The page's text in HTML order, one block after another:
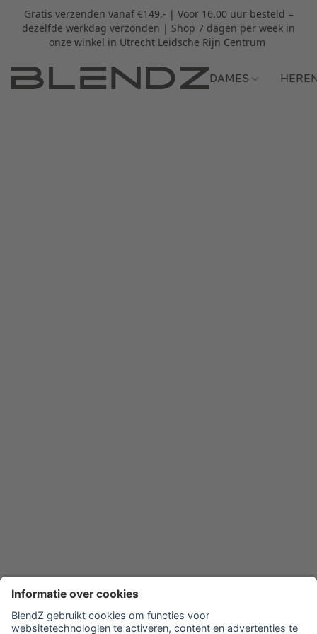
Gratis verzenden vanaf €149,- | Voor 16.00 uur besteld =
dezelfde werkdag verzonden | Shop 7 dagen per week in
onze winkel in Utrecht Leidsche Rijn Centrum
DAMES